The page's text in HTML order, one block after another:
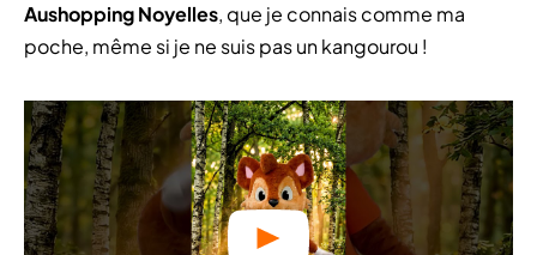
Aushopping Noyelles, que je connais comme ma
poche, même si je ne suis pas un kangourou !